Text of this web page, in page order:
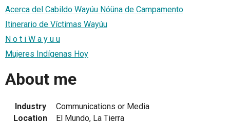
Acerca del Cabildo Wayúu Nóüna de Campamento
Itinerario de Víctimas Wayúu
N o t i W a y u u
Mujeres Indígenas Hoy
About me
Industry
Communications or Media
Location
El Mundo, La Tierra